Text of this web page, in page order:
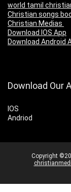
world tamil
Christian songs
Christian Medias
Download IOS App
Download Android
Download Our
IOS
Andriod
Copyright